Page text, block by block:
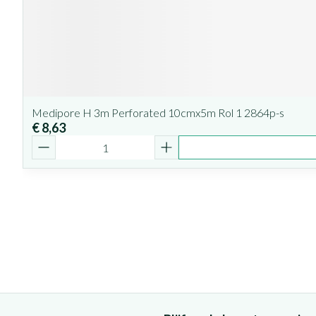
Medipore H 3m Perforated 10cmx5m Rol 1 2864p-s
€ 8,63